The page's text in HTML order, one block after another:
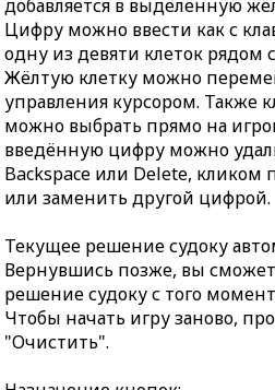
добавляется в выделенную
Цифру можно ввести как с
одну из девяти клеток рядом
Жёлтую клетку можно
управления курсором. Также
можно выбрать прямо на
введённую цифру можно
Backspace или Delete, кликом
или заменить другой цифрой.
Текущее решение судоку
Вернувшись позже, вы
решение судоку с того
Чтобы начать игру заново,
"Очистить".